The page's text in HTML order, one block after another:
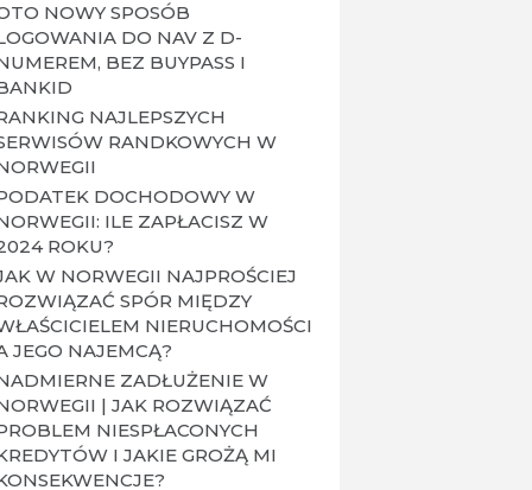
NOWY SPOSÓB
DO NAV Z D-
BEZ BUYPASS I
NAJLEPSZYCH
RANDKOWYCH W
DOCHODOWY W
ILE ZAPŁACISZ W
ROKU?
W NORWEGII NAJPROŚCIEJ
SPÓR MIĘDZY
NIERUCHOMOŚCI
JEGO NAJEMCĄ?
ZADŁUŻENIE W
| JAK ROZWIĄZAĆ
NIESPŁACONYCH
I JAKIE GROŻĄ MI